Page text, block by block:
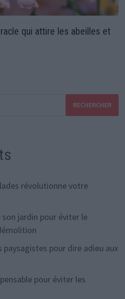
qui attire les abeilles et
RECHERCHER
révolutionne votre
jardin pour éviter le
pour dire adieu aux
pour éviter les